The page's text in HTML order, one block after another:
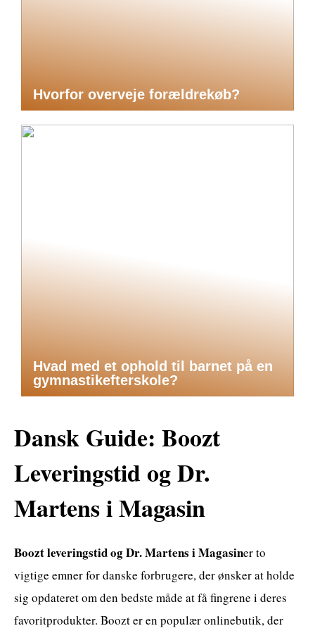
Hvorfor overveje forældrekøb?
Hvad med et ophold til barnet på en
gymnastikefterskole?
Dansk Guide: Boozt
Leveringstid og Dr.
Martens i Magasin
Boozt leveringstid og Dr. Martens i Magasiner to
vigtige emner for danske forbrugere, der ønsker at holde
sig opdateret om den bedste måde at få fingrene i deres
favoritprodukter. Boozt er en populær onlinebutik, der